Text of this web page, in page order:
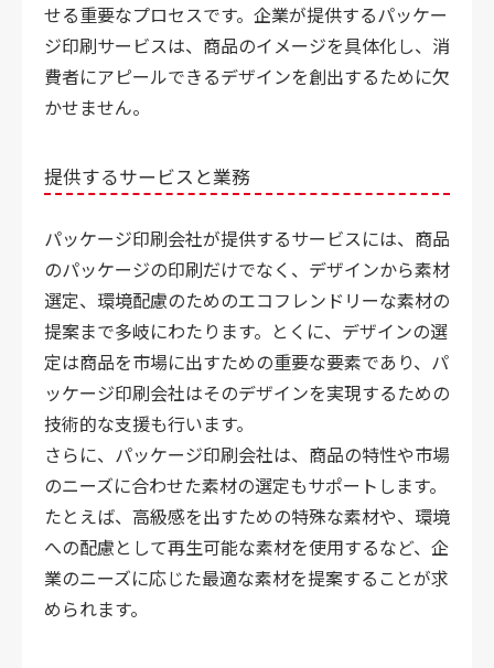
せる重要なプロセスです。企業が提供するパッケー
ジ印刷サービスは、商品のイメージを具体化し、消
費者にアピールできるデザインを創出するために欠
かせません。
提供するサービスと業務
パッケージ印刷会社が提供するサービスには、商品
のパッケージの印刷だけでなく、デザインから素材
選定、環境配慮のためのエコフレンドリーな素材の
提案まで多岐にわたります。とくに、デザインの選
定は商品を市場に出すための重要な要素であり、パ
ッケージ印刷会社はそのデザインを実現するための
技術的な支援も行います。
さらに、パッケージ印刷会社は、商品の特性や市場
のニーズに合わせた素材の選定もサポートします。
たとえば、高級感を出すための特殊な素材や、環境
への配慮として再生可能な素材を使用するなど、企
業のニーズに応じた最適な素材を提案することが求
められます。